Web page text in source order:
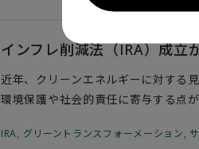
インフレ削減法（IRA）成立
IRA, グリーントランスフォーメーション,
近年、クリーンエネルギーに対する
環境保護や社会的責任に寄与する点
資促進を目指しバイデン政権下で